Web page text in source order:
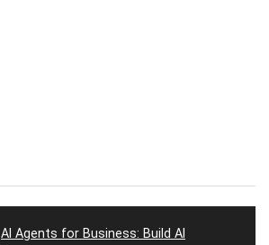
AI Agents for Business: Build AI